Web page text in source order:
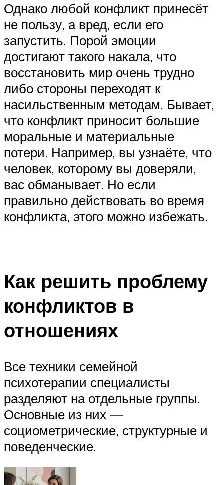
Однако любой конфликт принесёт
не пользу, а вред, если его
запустить. Порой эмоции
достигают такого накала, что
восстановить мир очень трудно
либо стороны переходят к
насильственным методам. Бывает,
что конфликт приносит большие
моральные и материальные
потери. Например, вы узнаёте, что
человек, которому вы доверяли,
вас обманывает. Но если
правильно действовать во время
конфликта, этого можно избежать.
Как решить проблему
конфликтов в
отношениях
Все техники семейной
психотерапии специалисты
разделяют на отдельные группы.
Основные из них —
социометрические, структурные и
поведенческие.